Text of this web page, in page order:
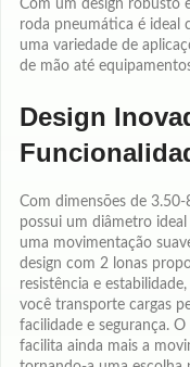
Com um design robusto
roda pneumática é ideal
uma variedade de
de mão até
Design
Com dimensões de 3.50-
possui um diâmetro
uma movimentação
design com 2 lonas
resistência e
você transporte cargas
facilidade e segurança.
facilita ainda mais a